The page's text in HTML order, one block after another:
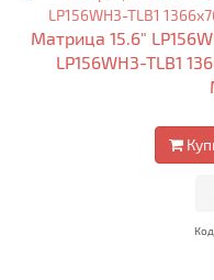
Матрица 15.6"
LP156WH3-TLB1